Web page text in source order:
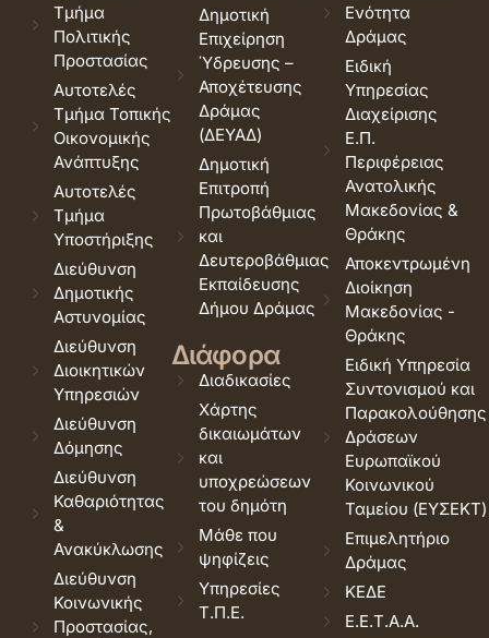
Τμήμα
Πολιτικής
Προστασίας
Αυτοτελές
Τμήμα Τοπικής
Οικονομικής
Ανάπτυξης
Αυτοτελές
Τμήμα
Υποστήριξης
Διεύθυνση
Δημοτικής
Αστυνομίας
Διεύθυνση
Διοικητικών
Υπηρεσιών
Διεύθυνση
Δόμησης
Διεύθυνση
Καθαριότητας
&
Ανακύκλωσης
Διεύθυνση
Κοινωνικής
Προστασίας,
Δημοτική
Επιχείρηση
Ύδρευσης –
Αποχέτευσης
Δράμας
(ΔΕΥΑΔ)
Δημοτική
Επιτροπή
Πρωτοβάθμιας
και
Δευτεροβάθμιας
Εκπαίδευσης
Δήμου Δράμας
Διάφορα
Διαδικασίες
Χάρτης
δικαιωμάτων
και
υποχρεώσεων
του δημότη
Μάθε που
ψηφίζεις
Υπηρεσίες
Τ.Π.Ε.
Ενότητα
Δράμας
Ειδική
Υπηρεσίας
Διαχείρισης
Ε.Π.
Περιφέρειας
Ανατολικής
Μακεδονίας &
Θράκης
Αποκεντρωμένη
Διοίκηση
Μακεδονίας -
Θράκης
Ειδική Υπηρεσία
Συντονισμού και
Παρακολούθησης
Δράσεων
Ευρωπαϊκού
Κοινωνικού
Ταμείου (ΕΥΣΕΚΤ)
Επιμελητήριο
Δράμας
ΚΕΔΕ
Ε.Ε.Τ.Α.Α.